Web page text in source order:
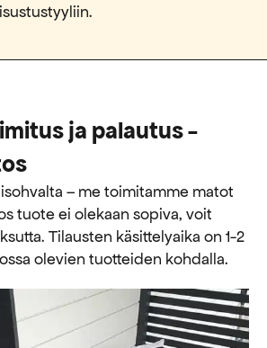
ja palautus -
– me toimitamme matot
tuote ei olekaan sopiva, voit
​​Tilausten käsittelyaika on 1-2
olevien tuotteiden kohdalla.